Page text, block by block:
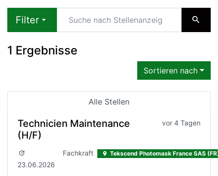
Filter
1 Ergebnisse
Sortieren nach
Alle Stellen
Technicien Maintenance
(H/F)
vor 4 Tagen
23.06.2026
Fachkraft Tekscend Photomask France SAS